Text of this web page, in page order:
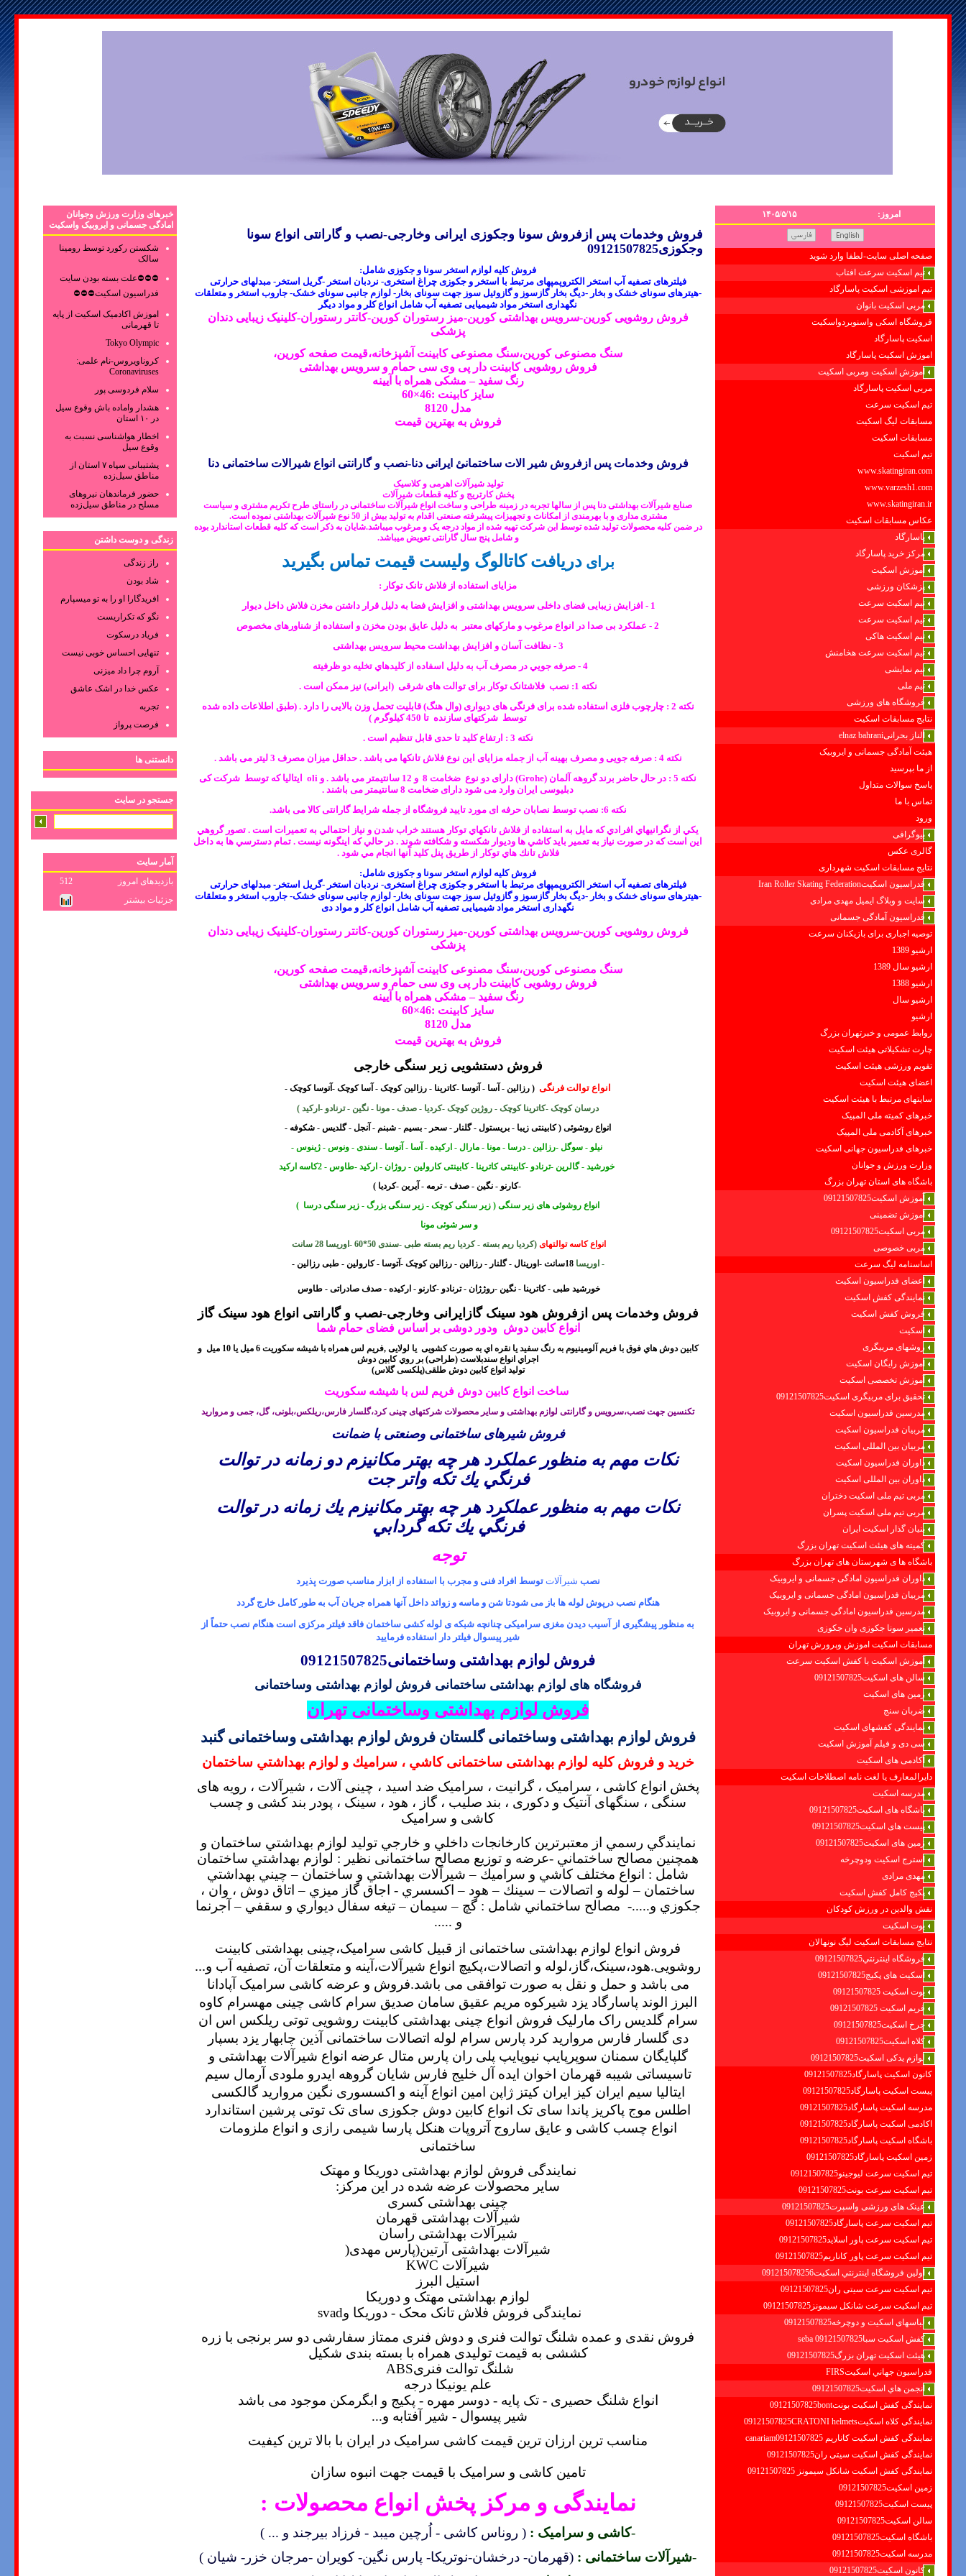
امروز: ۱۴۰۵/۵/۱۵
صفحه اصلی سایت-لطفا وارد شوید
تیم اسکیت سرعت افتاب
تیم اموزشی اسکیت پاسارگاد
مربی اسکیت بانوان
فروشگاه اسکی واسنوبردواسکیت
اسکیت پاسارگاد
اموزش اسکیت پاسارگاد
اموزش اسکیت ومربی اسکیت
مربی اسکیت پاسارگاد
تیم اسکیت سرعت
مسابقات لیگ اسکیت
مسابقات اسکیت
تیم اسکیت
www.skatingiran.com
www.varzesh1.com
www.skatingiran.ir
عکاس مسابقات اسکیت
پاسارگاد
مرکز خرید پاسارگاد
آموزش اسکیت
پزشکان ورزشی
تیم اسکیت سرعت
تیم اسکیت سرعت
تیم اسکیت هاکی
تیم اسکیت سرعت هخامنش
تیم نمایشی
تیم ملی
فروشگاه های ورزشی
نتایج مسابقات اسکیت
الناز بحرانیelnaz bahrani
هیئت آمادگی جسمانی و ایروبیک
از ما بپرسید
پاسخ سوالات متداول
تماس با ما
ورود
بیوگرافی
گالری عکس
نتایج مسابقات اسکیت شهرداری
فدراسیون اسکیتIran Roller Skating Federation
سایت و وبلاگ ایمیل مهدی مرادی
فدراسیون آمادگی جسمانی
توصیه اجباری برای بازیکنان سرعت
ارشیو 1389
ارشیو سال 1389
ارشیو 1388
ارشیو سال
ارشیو
روابط عمومی و خبرتهران بزرگ
چارت تشکیلاتی هیئت اسکیت
تقویم ورزشی هیئت اسکیت
اعضای هیئت اسکیت
سایتهای مرتبط با هیئت اسکیت
خبرهای کمیته ملی المپیک
خبرهای آکادمی ملی المپیک
خبرهای فدراسیون جهانی اسکیت
وزارت ورزش و جوانان
باشگاه های استان تهران بزرگ
آموزش اسکیت09121507825
آموزش تضمینی
مربی اسکیت09121507825
مربی خصوصی
اساسنامه لیگ سرعت
اعضای فدراسیون اسکیت
نمایندگی کفش اسکیت
فروش کفش اسکیت
اسکیت
روشهای مربیگری
اموزش رایگان اسکیت
آموزش تخصصی اسکیت
تحقیق برای مربیگری اسکیت09121507825
مدرسین فدراسیون اسکیت
مربیان فدراسیون اسکیت
مربیان بین المللی اسکیت
داوران فدراسیون اسکیت
داوران بین المللی اسکیت
مربی تیم ملی اسکیت دختران
مربی تیم ملی اسکیت پسران
بنیان گذار اسکیت ایران
کمیته های هیئت اسکیت تهران بزرگ
باشگاه ها ی شهرستان های تهران بزرگ
داوران فدراسیون امادگی جسمانی و ایروبیک
مربیان فدراسیون امادگی جسمانی و ایروبیک
مدرسین فدراسیون امادگی جسمانی و ایروبیک
تعمیر سونا جکوزی وان جکوزی
مسابقات اسکیت اموزش وپرورش تهران
آموزش اسکیت با کفش اسکیت سرعت
سالن های اسکیت09121507825
زمین های اسکیت
ضربان سنج
نمایندگی کفشهای اسکیت
سی دی و فیلم آموزش اسکیت
آکادمی های اسکیت
دایرالمعارف یا لغت نامه اصطلاحات اسکیت
مدرسه اسکیت
باشگاه های اسکیت09121507825
پیست های اسکیت09121507825
زمین های اسکیت09121507825
استرج اسکیت ودوچرخه
مهدی مرادی
پکیج کامل کفش اسکیت
نقش والدین در ورزش کودکان
بوت اسکیت
نتایج مسابقات اسکیت لیگ نونهالان
فروشگاه اينترنتي09121507825
اسکیت های پکیج09121507825
بوت اسکیت 09121507825
فریم اسکیت 09121507825
چرخ اسکیت09121507825
کلاه اسکیت09121507825
لوازم یدکی اسکیت09121507825
کانون اسکیت پاسارگاد09121507825
پیست اسکیت پاسارگاد09121507825
مدرسه اسکیت پاسارگاد09121507825
اکادمی اسکیت پاسارگاد09121507825
باشگاه اسکیت پاسارگاد09121507825
زمین اسکیت پاسارگاد09121507825
تیم اسکیت سرعت لیوجینو09121507825
تیم اسکیت سرعت بونت09121507825
عینک های ورزشی واسپرت09121507825
تیم اسکیت سرعت پاسارگاد09121507825
تیم اسکیت سرعت پاور اسلاید09121507825
تیم اسکیت سرعت پاور کاناریم09121507825
اولين فروشگاه اينترنتي اسكيت091215078256
تیم اسکیت سرعت سیتی ران09121507825
تیم اسکیت سرعت شانکل سیمونز09121507825
لباسهای اسکیت و دوچرخه09121507825
کفش اسکیت سبا09121507825 seba
هیئت اسکیت تهران بزرگ09121507825
فدراسيون جهاني اسكيتFIRS
انجمن هاي اسكيت09121507825
نمایندگی کفش اسکیت بونت09121507825bont
نمایندگی کلاه اسکیت09121507825CRATONI helmets
نمایندگی کفش اسکیت كاناريم canariam09121507825
نمایندگی کفش اسکیت سیتی ران09121507825
نمایندگی کفش اسکیت شانكل سيمونز 09121507825
زمین اسکیت09121507825
پیست اسکیت09121507825
سالن اسکیت09121507825
باشگاه اسکیت09121507825
مدرسه اسکیت09121507825
کانون اسکیت09121507825
فروش وخدمات پس ازفروش سونا وجکوزی ایرانی وخارجی-نصب و گارانتی انواع سونا
وجکوزی09121507825
فروش کلیه لوازم استخر سونا و جکوزی شامل:
فیلترهای تصفیه آب استخر الکتروپمپهای مرتبط با استخر و جکوزی چراغ استخری- نردبان استخر -گریل استخر- مبدلهای حرارتی
-هیترهای سونای خشک و بخار -دیگ بخار گازسوز و گازوئیل سوز جهت سونای بخار- لوازم جانبی سونای خشک- جاروب استخر و متعلقات
نگهداری استخر مواد شیمیایی تصفیه آب شامل انواع کلر و مواد دیگر
فروشروشویی کورین-سرویس بهداشتی کورین-میز رستوران کورین-کانتر رستوران-کلینیک زیبایی دندان
پزشکی
سنگ مصنوعی کورین،سنگ مصنوعیکابینت آشپزخانه،قیمت صفحه کورین،
فروشروشویی کابینت دار پی وی سی حمام و سرویس بهداشتی
رنگ سفید – مشکی همراه با آیینه
سایز کابینت :46×60
مدل 8120
فروش به بهترین قیمت
فروش وخدمات پس ازفروش شیر الات ساختمانئ ایرانی دنا-نصب و گارانتی انواع شیرالات ساختمانی دنا
تولید شیرآلات اهرمی و کلاسیک
پخش کارتریج و کلیه قطعات شیرآلات
صنایع شیرآلات بهداشتیدنا پس از سالها تجربه در زمینه طراحی و ساخت انواع شیرآلات ساختمانی در راستای طرح تکریم مشتری و سیاست
مشتری مداری و با بهرمندی از امکانات و تجهیزات پیشرفته صنعتی اقدام به تولید بیش از 50 نوع شیرآلات بهداشتی نموده است.
در ضمن کلیه محصولات تولید شده توسط این شرکت تهیه شده از مواد درجه یک و مرغوب میباشد.شایان به ذکر است که کلیه قطعات استاندارد بوده
و شامل پنج سال گارانتی تعویض میباشد.
برایدریافت کاتالوگ ولیست قیمت تماس بگیرید
مزایای استفاده از فلاش تانک توکار :
1 - افزايش زیبایی فضای داخلی سرویس بهداشتی و افزایش فضا به دلیل قرار داشتن مخزن فلاش داخل دیوار
2 - عملکرد بی صدا در انواع مرغوب و مارکهای معتبر به دلیل عایق بودن مخزن و استفاده از شناورهای مخصوص
3 - نظافت آسان و افزایش بهداشت محیط سرویس بهداشتی
4 - صرفه جويي در مصرف آب به دليل اسفاده از كليدهاي تخليه دو ظرفيته
نکته 1: نصب فلاشتانک توکار برای توالت های شرقی (ایرانی) نیز ممکن است .
نکته 2 : چارچوب فلزی استفاده شده برای فرنگی های دیواری (وال هنگ) قابلیت تحمل وزن بالایی را دارد . (طبق اطلاعات داده شده
توسط شرکتهای سازنده تا 450 کیلوگرم )
نکته 3 : ارتفاع کلید تا حدی قابل تنظیم است .
نکته 4 : صرفه جویی و مصرف بهینه آب از جمله مزایای این نوع فلاش تانکها می باشد . حداقل میزان مصرف 3 لیتر می باشد .
نکته 5 : در حال حاضر برند گروهه آلمان (Grohe) دارای دو نوع ضخامت 8 و 12 سانتیمتر می باشد . و oli ایتالیا که توسط شرکت کی
دبلیوسی ایران وارد می شود دارای ضخامت 8 سانتیمتر می باشند .
نکته 6: نصب توسط نصابان حرفه ای مورد تایید فروشگاه از جمله شرایط گارانتی کالا می باشد.
يكي از نگرانيهاي افرادي كه مايل به استفاده از فلاش تانكهاي توكار هستند خراب شدن و نياز احتمالي به تعميرات است . تصور گروهي
اين است كه در صورت نياز به تعمير بايد كاشي ها وديوار شكسته و شكافته شوند . در حالي كه اينگونه نيست . تمام دسترسي ها به داخل
فلاش تانك هاي توكار از طريق پنل كليد آنها انجام مي شود .
فروش کلیه لوازم استخر سونا و جکوزی شامل:
فیلترهای تصفیه آب استخر الکتروپمپهای مرتبط با استخر و جکوزی چراغ استخری- نردبان استخر -گریل استخر- مبدلهای حرارتی
-هیترهای سونای خشک و بخار -دیگ بخار گازسوز و گازوئیل سوز جهت سونای بخار- لوازم جانبی سونای خشک- جاروب استخر و متعلقات
نگهداری استخر مواد شیمیایی تصفیه آب شامل انواع کلر و مواد دی
فروشروشویی کورین-سرویس بهداشتی کورین-میز رستوران کورین-کانتر رستوران-کلینیک زیبایی دندان
پزشکی
سنگ مصنوعی کورین،سنگ مصنوعیکابینت آشپزخانه،قیمت صفحه کورین،
فروشروشویی کابینت دار پی وی سی حمام و سرویس بهداشتی
رنگ سفید – مشکی همراه با آیینه
سایز کابینت :46×60
مدل 8120
فروش به بهترین قیمت
فروش دستشویی زیر سنگی خارجی
انواع توالت فرنگی ( رزالین - آسا - آتوسا -کاترینا - رزالین کوچک - آسا کوچک -آتوسا کوچک -
درسان کوچک -کاترینا کوچک - روژین کوچک -کردیا - صدف - مونا - نگین - ترنادو -ارکید )
انواع روشوئی ( کابینتی زیبا - بریستول - گلنار - سحر - بسیم - شبنم - آنجل - گلدیس - شکوفه -
نیلو - سوگل -رزالین - درسا - مونا - مارال - ارکیده - آسا - آتوسا - سندی - ونوس - ژینوس -
خورشید - گالرین -ترنادو -کابینتیکاترینا - کابینتی کارولین - روژان - ارکید -طاوس - 2کاسه ارکید
-کارنو - نگین - صدف - ترمه - آیرین -کردیا )
انواع روشوئی های زیر سنگی ( زیر سنگی کوچک - زیر سنگی بزرگ - زیر سنگی درسا )
و سر شوئی مونا
انواع کاسه توالتهای (کردیا ریم بسته - کردیا ریم بسته طبی -سندی 50*60 -اوریسا 28 سانت
- اوریسا 18سانت -اورینال - گلنار - رزالین - رزالین کوچک -آتوسا - کارولین - طبی رزالین -
خورشید طبی - کاترینا - نگین -روژژان - ترنادو -کارنو - ارکیده - صدف صادراتی - طاوس
فروش وخدمات پس ازفروش هود سینک گازایرانی وخارجی-نصب و گارانتی انواع هود سینک گاز
انواع کابین دوش ودور دوشی بر اساس فضای حمام شما
کابين دوش هاي فوق با فريم آلومينيوم به رنگ سفید يا نقره اي به صورت کشویی یا لولایی ,فریم لس همراه با شيشه سکوريت6 میل یا 10
میل و
اجراي انواع سندبلاست (طراحی) بر روي کابين دوش
(تولید انواع کابین دوش طلقی(پلکسی گلاس
ساخت انواع کابین دوش فریم لس با شیشه سکوریت
تکنسین جهت نصب،سرویس و گارانتی لوازم بهداشتی و سایر محصولات شرکتهای چینی کرد،گلسار فارس،ریلکس،بلونی، گل، جمی و مروارید
فروش شیرهای ساختمانی وصنعتی با ضمانت
نكات مهم به منظور عملكرد هر چه بهتر مكانيزم دو زمانه در توالت
فرنگي يك تكه واتر جت
نكات مهم به منظور عملكرد هر چه بهتر مكانيزم يك زمانه در توالت
فرنگي يك تكه گردابي
توجه
نصب شیرآلاتتوسط افراد فنی و مجرب با استفاده از ابزار مناسب صورت پذیرد
هنگام نصب درپوش لوله ها باز می شودتا شن و ماسه و زوائد داخل آنها همراه جریان آب به طور کامل خارج گردد
به منظور پیشگیری از آسیب دیدن مغزی سرامیکی چنانچه شبکه ی لوله کشی ساختمان فاقد فیلتر مرکزی است هنگام نصب حتماً از
شیر پیسوال فیلتر دار استفاده فرمایید
فروش لوازم بهداشتی وساختمانی09121507825
فروشگاه های لوازم بهداشتی ساختمانی فروش لوازم بهداشتی وساختمانی
فروش لوازم بهداشتی وساختمانی تهران
فروش لوازم بهداشتی وساختمانی گلستان فروش لوازم بهداشتی وساختمانی گنبد
خرید و فروش کلیه لوازم بهداشتی ساختمانی كاشي ، سراميك و لوازم بهداشتي ساختمان
پخش انواع کاشی ، سرامیک ، گرانیت ، سرامیک ضد اسید ، چینی آلات ، شیرآلات ، رویه های
سنگی ، سنگهای آنتیک و دکوری ، بند صلیب ، گاز ، هود ، سینک ، پودر بند کشی و چسب
کاشی و سرامیک
نمايندگي رسمي از معتبرترين كارخانجات داخلي و خارجي توليد لوازم بهداشتي ساختمان و
همچنين مصالح ساختماني -عرضه و توزيع مصالح ساختمانی نظیر : لوازم بهداشتي ساختمان
شامل : انواع مختلف كاشي و سراميك – شيرآلات بهداشتي و ساختمان – چيني بهداشتي
ساختمان – لوله و اتصالات – سينك – هود – اكسسري - اجاق گاز ميزي – اتاق دوش ، وان ،
جكوزي و.....- مصالح ساختماني شامل : گچ – سيمان – تيغه سفال ديواري و سقفي – آجرنما
و .....
فروش انواع لوازم بهداشتی ساختمانی از قبیل کاشی سرامیک،چینی بهداشتی کابینت
روشویی.هود،سینک،گاز،لوله و اتصالات،پکیچ انواع شیرآلات،آینه و متعلقات آن، تصفیه آب و...
می باشد و حمل و نقل به صورت توافقی می باشد.فروش و عرضه کاشی سرامیک آپادانا
البرز الوند پاسارگاد یزد شیرکوه مریم عقیق سامان صدیق سرام کاشی چینی مهسرام کاوه
سرام گلدیس راک مارلیک فروش انواع چینی بهداشتی کابینت روشویی توتی ریلکس اس ان
دی گلسار فارس مروارید کرد پارس سرام لوله اتصالات ساختمانی آذین چابهار یزد بسپار
گلپایگان سمنان سوپرپایپ نیوپایپ پلی ران پارس متال عرضه انواع شیرآلات بهداشتی و
تاسیساتی شیبه قهرمان اخوان ایده آل خلیج فارس شایان گروهه ایدرو ملودی آرمال سیم
ایتالیا سیم ایران کیز ایران کیتز ژاپن امین انواع آینه و اکسسوری نگین مروارید گالکسی
اطلس موج پاکریز پاندا سای تک انواع کابین دوش جکوزی سای تک توتی پرشین استاندارد
انواع چسب کاشی و عایق ساروج آتروپات هنکل پارسا شیمی رازی و انواع ملزومات
ساختمانی
نمایندگی فروش لوازم بهداشتی دوریکا و مهتک
سایر محصولات عرضه شده در این مرکز :
چینی بهداشتی کسری
شیرآلات بهداشتی قهرمان
شیرآلات بهداشتی راسان
شیرآلات بهداشتی آرتین(پارس مهدی)
شیرآلات KWC
استیل البرز
لوازم بهداشتی مهتک و دوریکا
نمایندگی فروش فلاش تانک محک - دوریکا وsvad
فروش نقدی و عمده شلنگ توالت فنری و دوش فنری ممتاز سفارشی دو سر برنجی با زره
کششی به قیمت تولیدی همراه با بسته بندی شکیل
شلنگ توالت فنریABS
علم یونیکا درجه
انواع شلنگ حصیری - تک پایه - دوسر مهره - پکیج و ابگرمکن موجود می باشد
شیر پیسوال - شیر آفتابه و...
مناسب ترین ارزان ترین قیمت کاشی سرامیک در ایران با بالا ترین کیفیت
تامین کاشی و سرامیک با قیمت جهت انبوه سازان
نمایندگی و مرکز پخش انواع محصولات :
-کاشی و سرامیک : ( روناس کاشی - اُرچین میبد - فرزاد بیرجند و ... )
-شیرآلات ساختمانی : (قهرمان- درخشان-نوتريكا- پارس نگین- کویران -مرجان خزر- شیان )
خبرهای وزارت ورزش وجوانان
امادگی جسمانی و ایروبیک واسکیت
شکستن رکورد توسط رومینا
سالک
⛔⛔⛔علت بسته بودن سایت
فدراسیون اسکیت⛔⛔⛔
اموزش اکادمیک اسکیت از پایه
تا قهرمانی
Tokyo Olympic
کروناویروس‌-نام علمی:
Coronaviruses
سلام فردوسی پور
هشدار واماده باش وقوع سیل
در ۱۰ استان
اخطار هواشناسی نسبت به
وقوع سیل
پشتیبانی سپاه ۷ استان از
مناطق سیل‌زده
حضور فرماندهان نیروهای
مسلح در مناطق سیل‌زده
زندگی و دوست داشتن
راز زندگی
شاد بودن
افریدگارا او را به تو میسپارم
نگو که تکراریست
فریاد درسکوت
تنهایی احساس خوبی نیست
آروم چرا داد میزنی
عکس‌ خدا در اشک‌ عاشق‌
تجربه
فرصت پرواز
دانستنی ها
جستجو در سایت
آمار سایت
بازدیدهای امروز
512
جزئیات بیشتر